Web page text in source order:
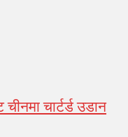
चार्टर्ड उडान